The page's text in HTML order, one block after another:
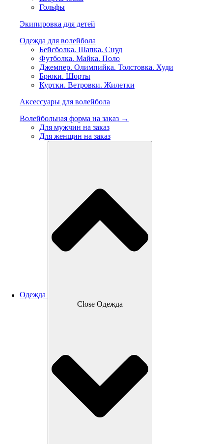
Гольфы
Экипировка для детей
Одежда для волейбола
Бейсболка. Шапка. Снуд
Футболка. Майка. Поло
Джемпер. Олимпийка. Толстовка. Худи
Брюки. Шорты
Куртки. Ветровки. Жилетки
Аксессуары для волейбола
Волейбольная форма на заказ →
Для мужчин на заказ
Для женщин на заказ
Одежда
Close Одежда